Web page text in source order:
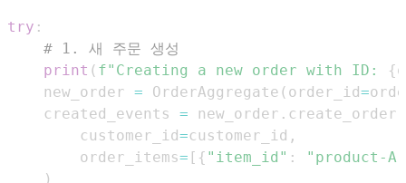
try :
# 1. 새 주문 생성
print ( f"Creating a new order with ID: {
    new_order
= OrderAggregate ( order_id=
    created_events
= new_order . create_order
        customer_id
=customer_id ,
        order_items
= [ { "item_id" :
"product-A"
)